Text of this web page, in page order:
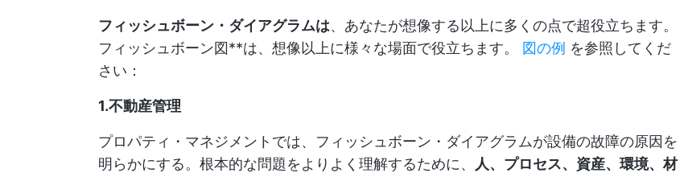
フィッシュボーン・ダイアグラムは、あなたが想像する以上に多くの点で超役立ちます。
フィッシュボーン図**は、想像以上に様々な場面で役立ちます。 図の例 を参照してくだ
さい：
1.不動産管理
プロパティ・マネジメントでは、フィッシュボーン・ダイアグラムが設備の故障の原因を
明らかにする。根本的な問題をよりよく理解するために、
人、プロセス、資産、環境、材